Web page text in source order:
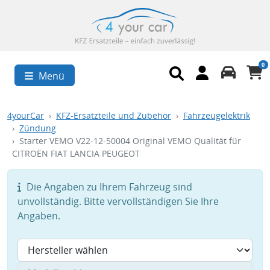
Menü
0
4yourCar KFZ-Ersatzteile und Zubehör
Fahrzeugelektrik
Zündung
Starter VEMO V22-12-50004 Original VEMO Qualität für
CITROËN FIAT LANCIA PEUGEOT
Die Angaben zu Ihrem Fahrzeug sind
unvollständig. Bitte vervollständigen Sie Ihre
Angaben.